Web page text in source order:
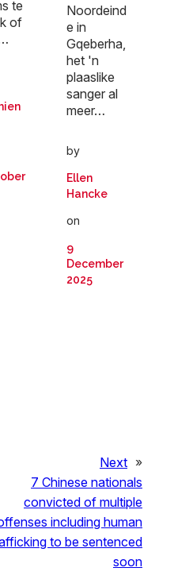
te
of
Noordeind
e in
Gqeberha,
het 'n
plaaslike
sanger al
meer…
by
Ellen
Hancke
on
9
December
2025
Next »
7 Chinese nationals
convicted of multiple
including human
to be sentenced
soon